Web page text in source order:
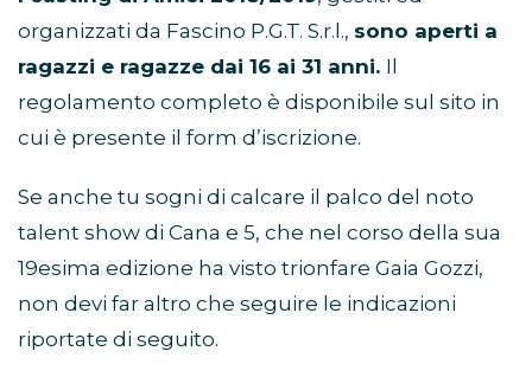
organizzati da Fascino P.G.T. S.r.l., sono aperti a
ragazzi e ragazze dai 16 ai 31 anni. Il
regolamento completo è disponibile sul sito in
cui è presente il form d’iscrizione.
Se anche tu sogni di calcare il palco del noto
talent show di Cana e 5, che nel corso della sua
19esima edizione ha visto trionfare Gaia Gozzi,
non devi far altro che seguire le indicazioni
riportate di seguito.